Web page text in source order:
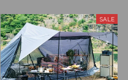
格
SALE